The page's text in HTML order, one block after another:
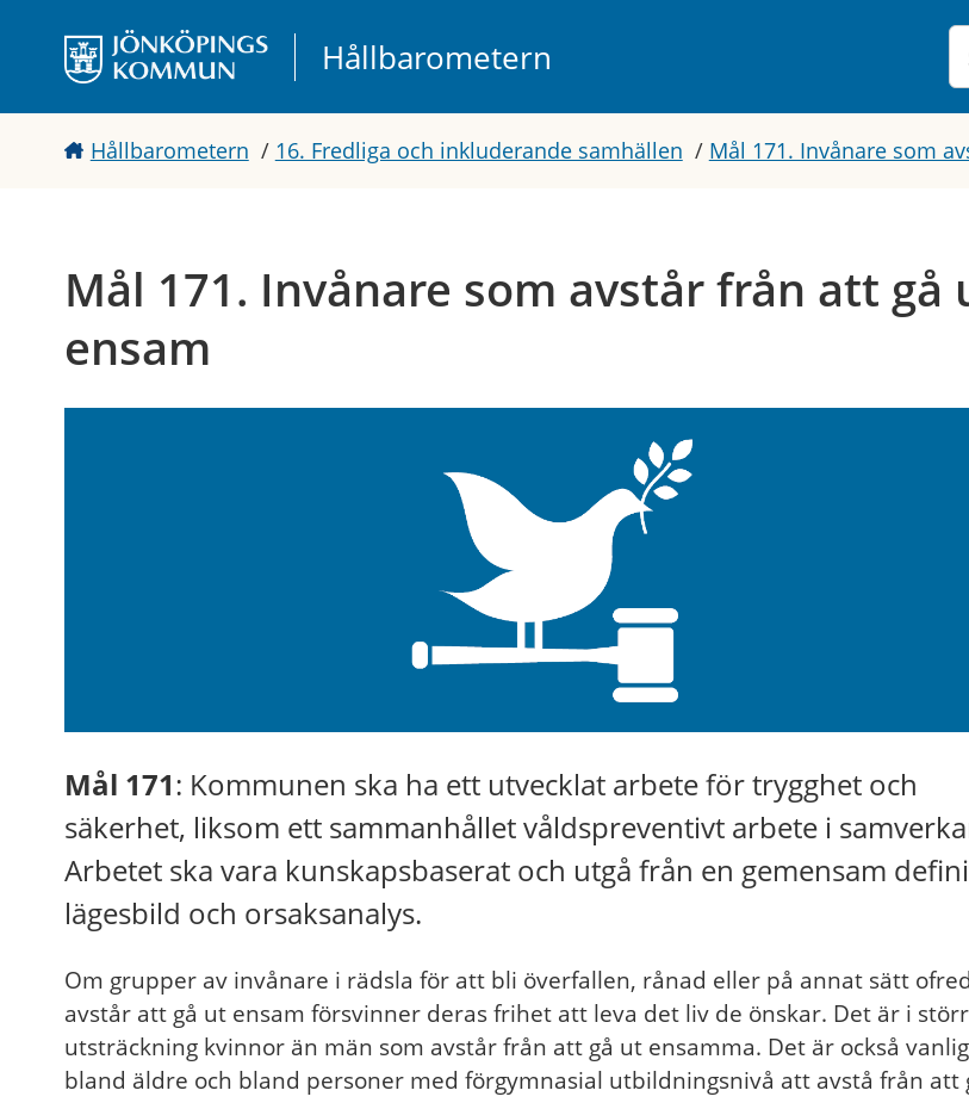
Hållbarometern
Hållbarometern / 16. Fredliga och inkluderande samhällen / Mål 171. Invånare som
Mål 171. Invånare som avstår från att gå
ensam
Mål 171: Kommunen ska ha ett utvecklat arbete för trygghet och
säkerhet, liksom ett sammanhållet våldspreventivt arbete i
Arbetet ska vara kunskapsbaserat och utgå från en gemensam
lägesbild och orsaksanalys.
Om grupper av invånare i rädsla för att bli överfallen, rånad eller på annat sätt
avstår att gå ut ensam försvinner deras frihet att leva det liv de önskar. Det är i
utsträckning kvinnor än män som avstår från att gå ut ensamma. Det är också
bland äldre och bland personer med förgymnasial utbildningsnivå att avstå från att